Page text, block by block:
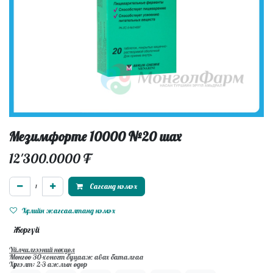
Мезимфорте 10000 №20 шах
12'300.0000₮
Сагсанд нэмэх
Хүслийн жагсаалтанд нэмэх
Жоргүй
Үйлчилгээний нөхцөл
Мөнгөө 30-хоногт буцааж авах баталгаа
Хүргэлт: 2-3 ажлын өдөр